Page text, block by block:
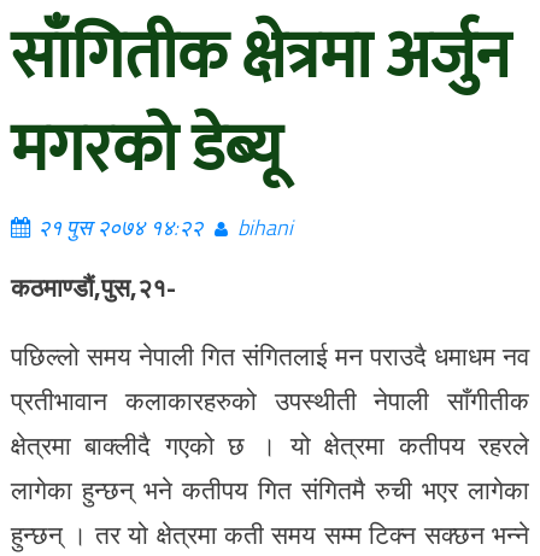
साँगितीक क्षेत्रमा अर्जुन
मगरको डेब्यू
२१ पुस २०७४ १४:२२ bihani
कठमाण्डौं,पुस,२१-
पछिल्लो समय नेपाली गित संगितलाई मन पराउदै धमाधम नव
प्रतीभावान कलाकारहरुको उपस्थीती नेपाली साँगीतीक
क्षेत्रमा बाक्लीदै गएको छ । यो क्षेत्रमा कतीपय रहरले
लागेका हुन्छन् भने कतीपय गित संगितमै रुची भएर लागेका
हुन्छन् । तर यो क्षेत्रमा कती समय सम्म टिक्न सक्छन भन्ने